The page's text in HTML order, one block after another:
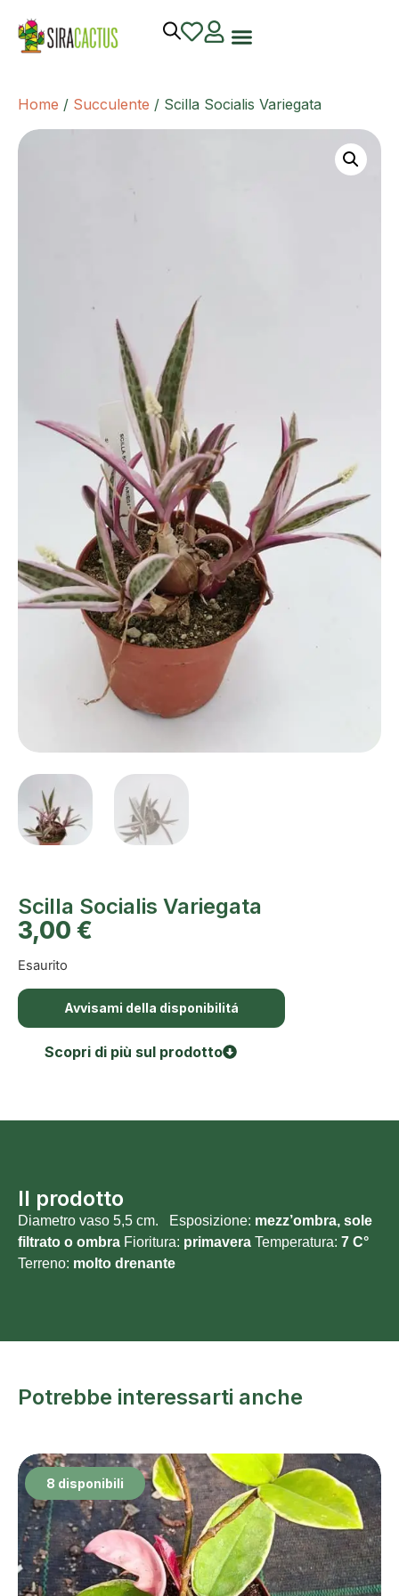
Home / Succulente / Scilla Socialis Variegata
Scilla Socialis Variegata
3,00 €
Esaurito
Avvisami della disponibilitá
Scopri di più sul prodotto
Il prodotto
Diametro vaso 5,5 cm. Esposizione: mezz’ombra, sole
filtrato o ombra Fioritura: primavera Temperatura: 7 C°
Terreno: molto drenante
Potrebbe interessarti anche
8 disponibili